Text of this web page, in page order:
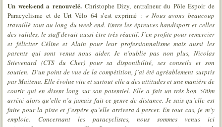
Un week-end a renouvelé. Christophe Dizy, entraîneur du Pôle Espoir de
Paracyclisme et de Urt Vélo 64 s’est exprimé : « Nous avons beaucoup
travaillé tout au long du week-end. Entre les épreuves handisport et celles
des valides, le staff devait aussi être très réactif. J’en profite pour remercier
et féliciter Céline et Alain pour leur professionnalisme mais aussi les
parents qui sont venus nous aider. Je n’oublie pas non plus, Nicolas
Stievenard (CTS du Cher) pour sa disponibilité, ses conseils et son
soutien. D’un point de vue de la compétition, j’ai été agréablement surpris
par Maitena. Elle évolue vite et surtout elle a des attitudes et une manière de
courir qui en disent long sur son potentiel. Elle a fait un très bon 500m
arrêté alors qu’elle n’a jamais fait ce genre de distance. Je sais qu’elle est
faite pour la piste et j’espère qu’elle arrivera à percer. En tout cas, je m’y
emploie. Concernant les paracyclistes, nous sommes venus ici